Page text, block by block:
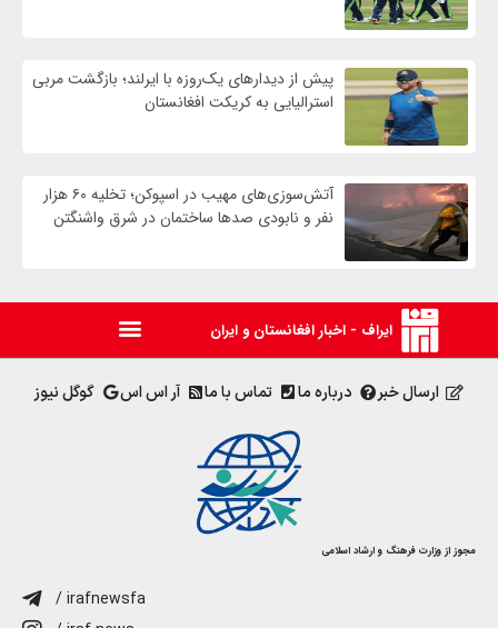
پیش از دیدارهای یک‌روزه با ایرلند؛ بازگشت مربی
استرالیایی به کریکت افغانستان
آتش‌سوزی‌های مهیب در اسپوکن؛ تخلیه ۶۰ هزار
نفر و نابودی صدها ساختمان در شرق واشنگتن
ایراف - اخبار افغانستان و ایران
ارسال خبر درباره ما تماس با ما آر اس اس گوگل نیوز
مجوز از وزارت فرهنگ و ارشاد اسلامی
/ irafnewsfa